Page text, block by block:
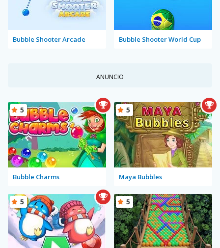
Bubble Shooter Arcade Bubble Shooter World Cup
ANUNCIO
Bubble Charms
5
Maya Bubbles
5
5 5